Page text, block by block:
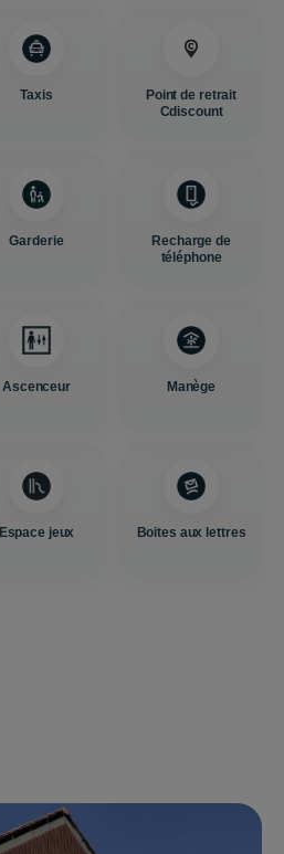
Taxis
Point de retrait
Cdiscount
Garderie
Recharge de
téléphone
Ascenceur Manège
Espace jeux Boites aux lettres